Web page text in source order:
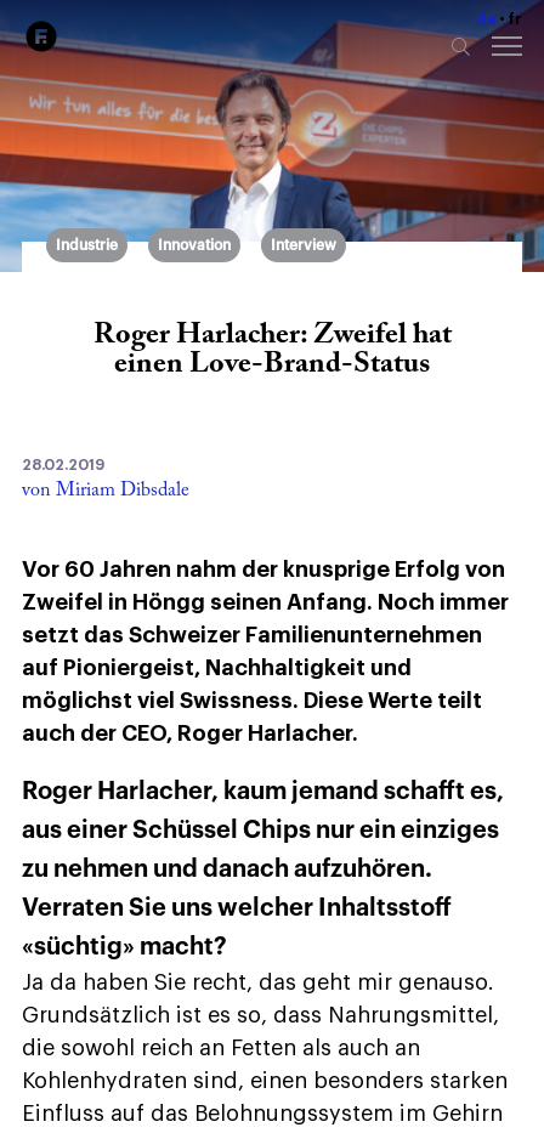
de fr
Industrie Innovation Interview
Roger Harlacher: Zweifel hat
einen Love-Brand-Status
28.02.2019
von Miriam Dibsdale
Vor 60 Jahren nahm der knusprige Erfolg von
Zweifel in Höngg seinen Anfang. Noch immer
setzt das Schweizer Familienunternehmen
auf Pioniergeist, Nachhaltigkeit und
möglichst viel Swissness. Diese Werte teilt
auch der CEO, Roger Harlacher.
Roger Harlacher, kaum jemand schafft es,
aus einer Schüssel Chips nur ein einziges
zu nehmen und danach aufzuhören.
Verraten Sie uns welcher Inhaltsstoff
«süchtig» macht?
Ja da haben Sie recht, das geht mir genauso.
Grundsätzlich ist es so, dass Nahrungsmittel,
die sowohl reich an Fetten als auch an
Kohlenhydraten sind, einen besonders starken
Einfluss auf das Belohnungssystem im Gehirn